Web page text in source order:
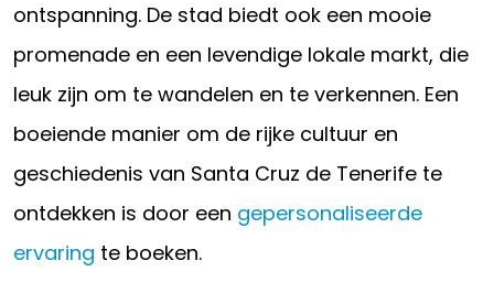
ontspanning. De stad biedt ook een mooie
promenade en een levendige lokale markt, die
leuk zijn om te wandelen en te verkennen. Een
boeiende manier om de rijke cultuur en
geschiedenis van Santa Cruz de Tenerife te
ontdekken is door een gepersonaliseerde
ervaring te boeken.